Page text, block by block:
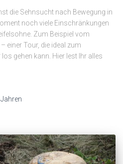
die Sehnsucht nach Bewegung in
noch viele Einschränkungen
Zum Beispiel vom
einer Tour, die ideal zum
los gehen kann. Hier lest Ihr alles